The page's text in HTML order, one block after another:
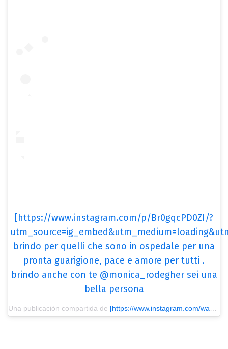
[https://www.instagram.com/p/Br0gqcPD0ZI/?
brindo per quelli che sono in ospedale per una
pronta guarigione, pace e amore per tutti .
brindo anche con te @monica_rodegher sei una
bella persona
Una publicación compartida de [https://www.instagram.com/wanda_icardi/?utm_source=ig_embed&utm_medium=loading&utm_campaign=embed_locale_control] Wanda nara